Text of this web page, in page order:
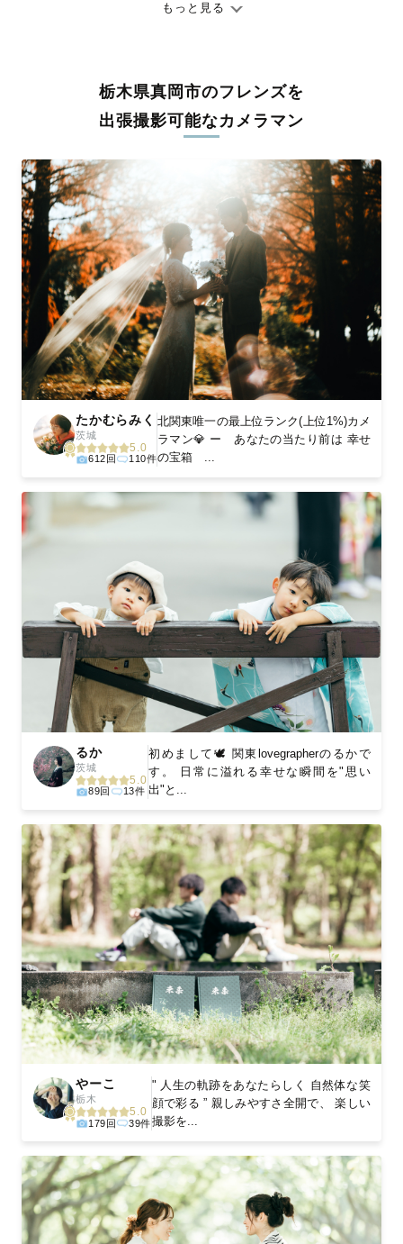
ありのままの空気感を大切に、何十年経っても見返したくなるよ
料金は全国どこでも一律。わかりやすく安心の価格設定です。オ
リジナルの研修と厳正な審査に合格し、撮影技術やホスピタリテ
ィを身につけたプロのカメラマンが全国47都道府県に在籍してい
験をお届けします。
丁寧なレタッチで思い出を美しく仕上げます
撮影後は、独自の編集技術で写真の明るさや色合いを丁寧に調
整。自然な雰囲気を残しつつも、おしゃれで洗練された仕上がり
に。きっと「こんな写真を撮ってほしかった！」と思える一枚に
出会えます。まずは、ラブグラフの撮影事例をご覧ください。
もっと見る
栃木県真岡市のフレンズを
出張撮影可能なカメラマン
たかむらみく
茨城
5.0
612回 110件
北関東唯一の最上位ランク(上位1%)カメ
ラマン💎 ー あなたの当たり前は 幸せ
の宝箱 ...
るか
茨城
5.0
89回 13件
初めまして🕊 関東lovegrapherのるかで
す。 日常に溢れる幸せな瞬間を"思い
出"と...
やーこ
栃木
5.0
179回 39件
" 人生の軌跡をあなたらしく 自然体な笑
顔で彩る ” 親しみやすさ全開で、 楽しい
撮影を...